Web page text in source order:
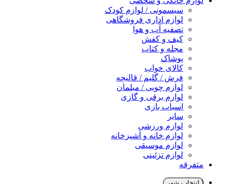
سیسمونی / لوازم کودک
لوازم اداری فروشگاهی
تصفیه آب و هوا
کیف و کفش
مجله و کتاب
پوشاک
کالای خواب
فرش / گلیم / قالیچه
لوازم چوبی / مبلمان
لوازم برقی و گازی
اسباب بازی
سایر
لوازم ورزشی
لوازم خانه و آشپزخانه
لوازم موسیقی
لوازم تزئینی
متفرقه